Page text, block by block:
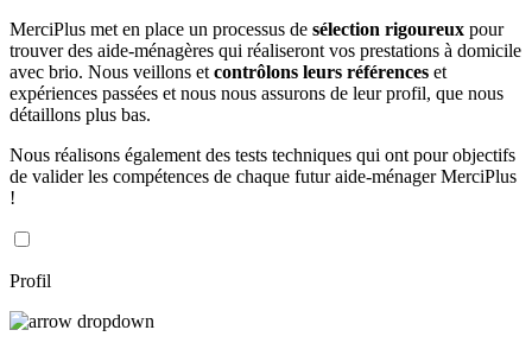
MerciPlus met en place un processus de sélection rigoureux pour
trouver des aide-ménagères qui réaliseront vos prestations à domicile
avec brio. Nous veillons et contrôlons leurs références et
expériences passées et nous nous assurons de leur profil, que nous
détaillons plus bas.
Nous réalisons également des tests techniques qui ont pour objectifs
de valider les compétences de chaque futur aide-ménager MerciPlus
!
Profil